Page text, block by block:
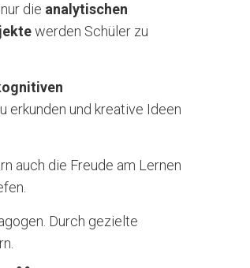
die analytischen
werden Schüler zu
erkunden und kreative Ideen
auch die Freude am Lernen
Durch gezielte